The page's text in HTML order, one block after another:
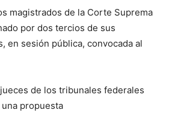
magistrados de la Corte Suprema
por dos tercios de sus
en sesión pública, convocada al
de los tribunales federales
propuesta